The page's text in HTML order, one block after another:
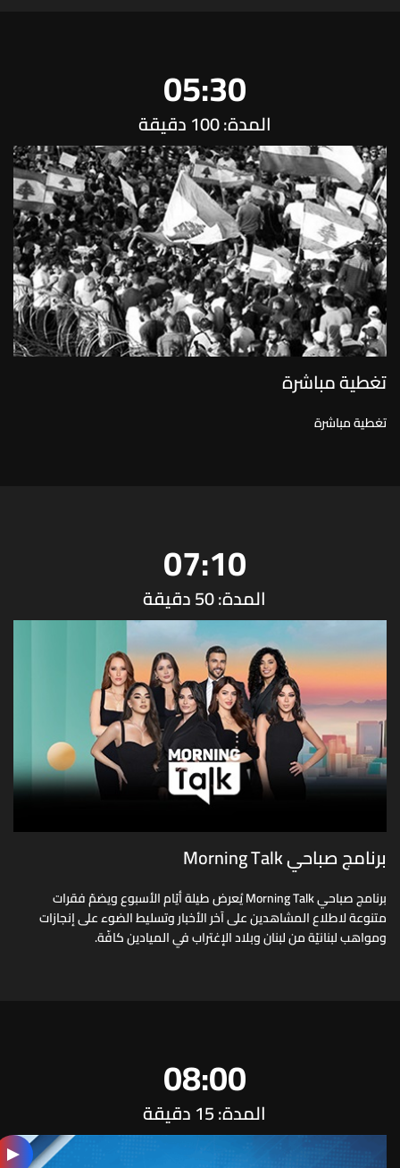
05:30
المدة: 100 دقيقة
تغطية مباشرة
تغطية مباشرة
07:10
المدة: 50 دقيقة
برنامج صباحي Morning Talk
برنامج صباحي Morning Talk يُعرض طيلة أيّام الأسبوع ويضمّ فقرات
متنوعة لاطلاع المشاهدين على آخر الأخبار وتسليط الضوء على إنجازات
ومواهب لبنانيّة من لبنان وبلاد الإغتراب في الميادين كافّة.
08:00
المدة: 15 دقيقة